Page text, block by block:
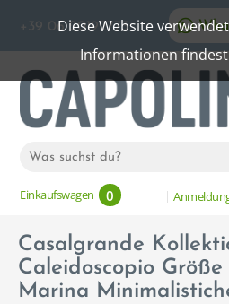
Diese Website
Informationen
+39 06 20192773
Einkaufswagen 0
Casalgrande
Caleidoscopio
Marina